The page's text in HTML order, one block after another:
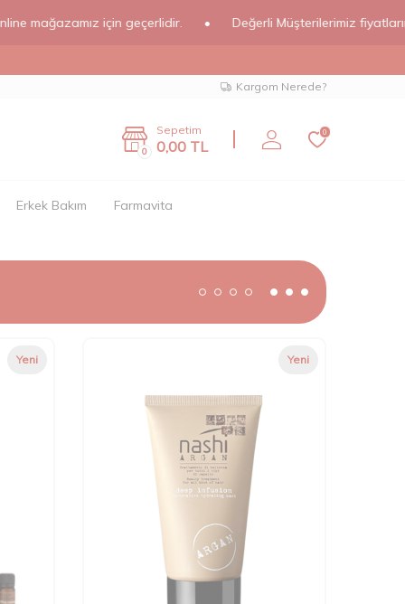
için geçerlidir. • Değerli Müşterilerimiz fiyatlarımız
Kargom Nerede?
0
Sepetim
0,00 TL
0
Erkek Bakım Farmavita
Yeni Yeni